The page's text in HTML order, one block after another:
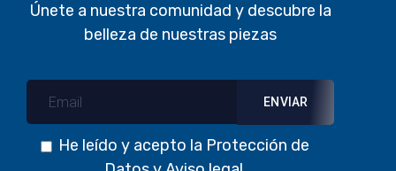
Únete a nuestra comunidad y descubre la
belleza de nuestras piezas
He leído y acepto la Protección de